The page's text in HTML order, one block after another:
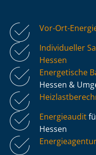
Vor-Ort-
Individueller
Hessen
Energetische
Hessen &
Energieaudit
Hessen